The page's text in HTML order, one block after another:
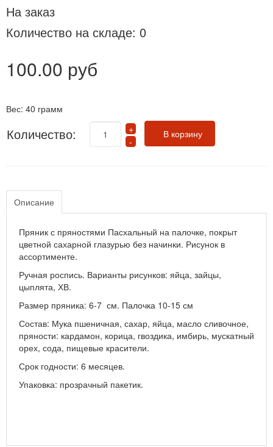
На заказ
Количество на складе: 0
100.00 руб
Вес: 40 грамм
Количество:
Описание
Пряник с пряностями Пасхальный на палочке, покрыт
цветной сахарной глазурью без начинки. Рисунок в
ассортименте.
Ручная роспись. Варианты рисунков: яйца, зайцы,
цыплята, ХВ.
Размер пряника: 6-7 см. Палочка 10-15 см
Состав: Мука пшеничная, сахар, яйца, масло сливочное,
пряности: кардамон, корица, гвоздика, имбирь, мускатный
орех, сода, пищевые красители.
Срок годности: 6 месяцев.
Упаковка: прозрачный пакетик.